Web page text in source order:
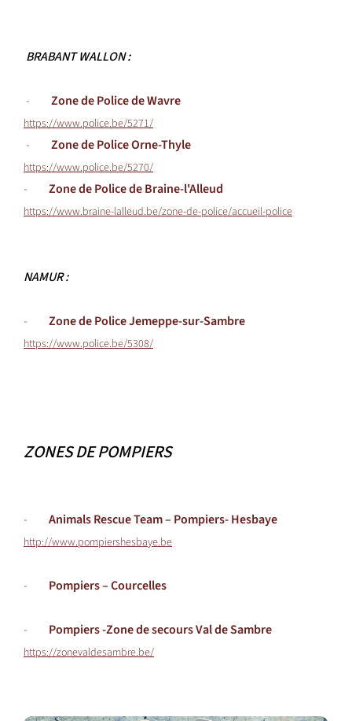
BRABANT WALLON :
- Zone de Police de Wavre
https://www.police.be/5271/
- Zone de Police Orne-Thyle
https://www.police.be/5270/
- Zone de Police de Braine-l'Alleud
https://www.braine-lalleud.be/zone-de-police/accueil-police
NAMUR :
- Zone de Police Jemeppe-sur-Sambre
https://www.police.be/5308/
ZONES DE POMPIERS
- Animals Rescue Team – Pompiers- Hesbaye
http://www.pompiershesbaye.be
- Pompiers – Courcelles
- Pompiers -Zone de secours Val de Sambre
https://zonevaldesambre.be/